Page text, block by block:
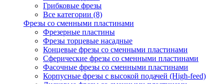
Грибковые фрезы
Все категории (8)
Фрезы со сменными пластинами
Фрезерные пластины
Фрезы торцевые насадные
Концевые фрезы со сменными пластинами
Сферические фрезы со сменными пластинами
Фасочные фрезы со сменными пластинами
Корпусные фрезы с высокой подачей (High-feed)